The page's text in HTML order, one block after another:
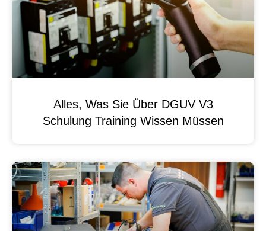
Alles, Was Sie Über DGUV V3
Schulung Training Wissen Müssen